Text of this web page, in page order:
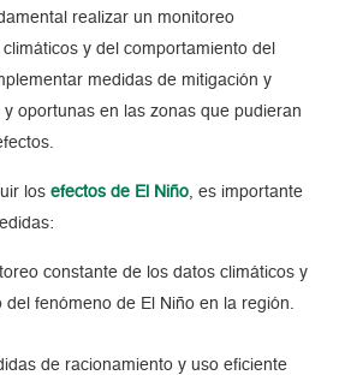
realizar un monitoreo
y del comportamiento del
medidas de mitigación y
oportunas en las zonas que pudieran
losefectos de El Niño, es importante
constante de los datos climáticos y
del fenómeno de El Niño en la región.
de racionamiento y uso eficiente